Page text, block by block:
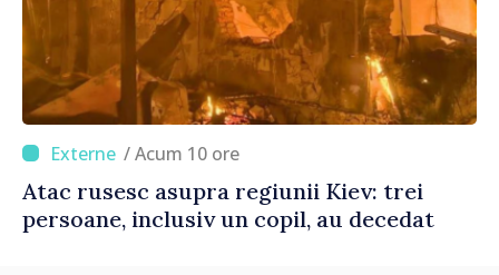
/ Acum 10 ore
Atac rusesc asupra regiunii Kiev: trei
persoane, inclusiv un copil, au decedat